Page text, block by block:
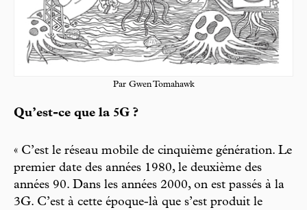
Par Gwen Tomahawk
Qu’est-ce que la 5G ?
« C’est le réseau mobile de cinquième génération. Le
premier date des années 1980, le deuxième des
années 90. Dans les années 2000, on est passés à la
3G. C’est à cette époque-là que s’est produit le